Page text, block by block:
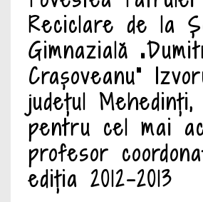
Reciclare de la
Gimnazială
Crașoveanu”
județul Mehedinți,
pentru cel mai
profesor
ediția 2012-2013